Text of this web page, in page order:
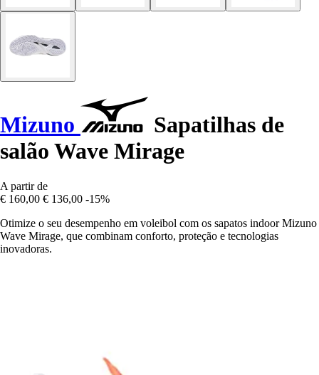
Mizuno
Sapatilhas de
salão Wave Mirage
A partir de
€ 160,00 € 136,00 -15%
Otimize o seu desempenho em voleibol com os sapatos indoor Mizuno
Wave Mirage, que combinam conforto, proteção e tecnologias
inovadoras.